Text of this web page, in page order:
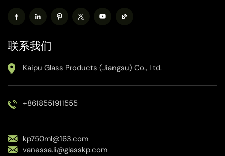
联系我们
Kaipu Glass Products (Jiangsu) Co., Ltd.
+8618551911555
kp750ml@163.com
vanessa.li@glasskp.com